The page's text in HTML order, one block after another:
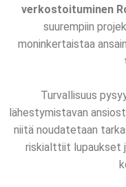
verkostoituminen
suurempiin
moninkertaistaa
Turvallisuus
lähestymistavan
niitä noudatetaan
riskialttiit lupaukset